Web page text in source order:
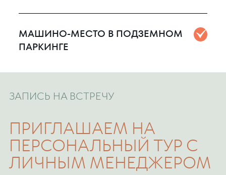
МАШИНО-МЕСТО В ПОДЗЕМНОМ
ПАРКИНГЕ
ЗАПИСЬ НА ВСТРЕЧУ
ПРИГЛАШАЕМ НА
ПЕРСОНАЛЬНЫЙ ТУР С
ЛИЧНЫМ МЕНЕДЖЕРОМ